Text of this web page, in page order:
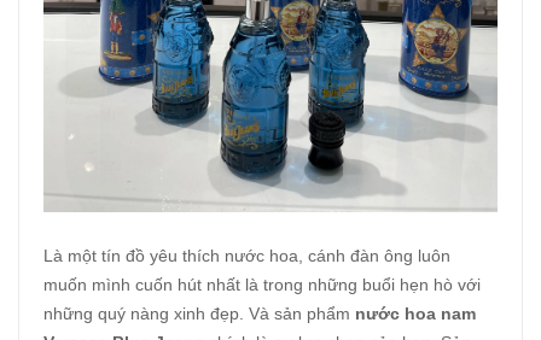
Là một tín đồ yêu thích nước hoa, cánh đàn ông luôn
muốn mình cuốn hút nhất là trong những buổi hẹn hò với
những quý nàng xinh đẹp. Và sản phẩm nước hoa nam